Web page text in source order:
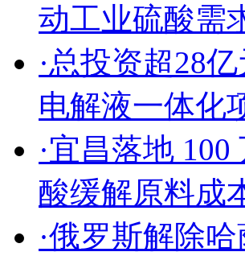
动工业硫酸需
·总投资超28
电解液一体化
·宜昌落地
酸缓解原料成
·俄罗斯解除